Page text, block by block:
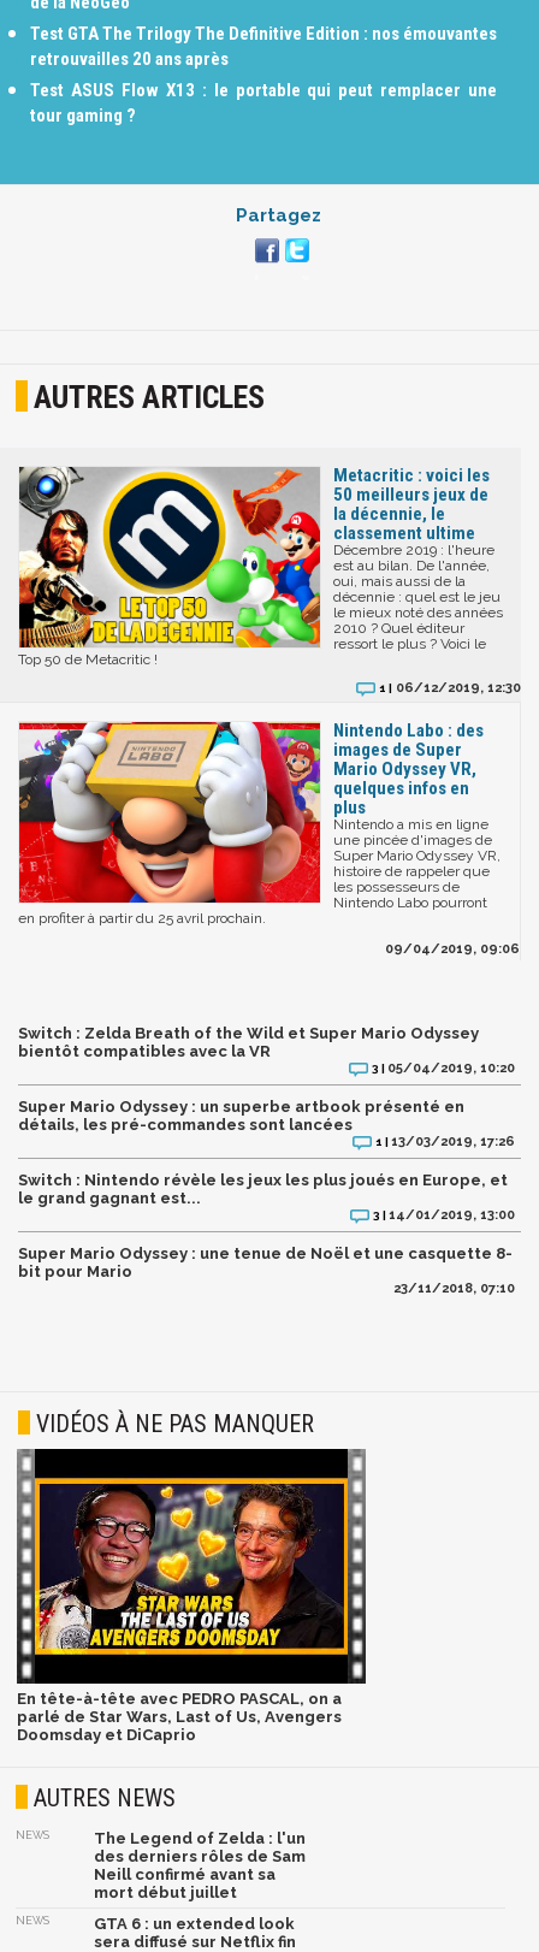
Test GTA The Trilogy The Definitive Edition : nos émouvantes
retrouvailles 20 ans après
Test ASUS Flow X13 : le portable qui peut remplacer une
tour gaming ?
Partagez
AUTRES ARTICLES
Metacritic : voici les
50 meilleurs jeux de
la décennie, le
classement ultime
Décembre 2019 : l'heure
est au bilan. De l'année,
oui, mais aussi de la
décennie : quel est le jeu
le mieux noté des années
2010 ? Quel éditeur
ressort le plus ? Voici le
Top 50 de Metacritic !
1 | 06/12/2019, 12:30
Nintendo Labo : des
images de Super
Mario Odyssey VR,
quelques infos en
plus
Nintendo a mis en ligne
une pincée d'images de
Super Mario Odyssey VR,
histoire de rappeler que
les possesseurs de
Nintendo Labo pourront
en profiter à partir du 25 avril prochain.
09/04/2019, 09:06
Switch : Zelda Breath of the Wild et Super Mario Odyssey
bientôt compatibles avec la VR
3 | 05/04/2019, 10:20
Super Mario Odyssey : un superbe artbook présenté en
détails, les pré-commandes sont lancées
1 | 13/03/2019, 17:26
Switch : Nintendo révèle les jeux les plus joués en Europe, et
le grand gagnant est...
3 | 14/01/2019, 13:00
Super Mario Odyssey : une tenue de Noël et une casquette 8-
bit pour Mario
23/11/2018, 07:10
VIDÉOS À NE PAS MANQUER
En tête-à-tête avec PEDRO PASCAL, on a
parlé de Star Wars, Last of Us, Avengers
Doomsday et DiCaprio
AUTRES NEWS
NEWS
The Legend of Zelda : l'un
des derniers rôles de Sam
Neill confirmé avant sa
mort début juillet
NEWS
GTA 6 : un extended look
sera diffusé sur Netflix fin